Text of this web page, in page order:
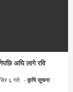
अघि लागे रवि
६ गते कृषि सूचना